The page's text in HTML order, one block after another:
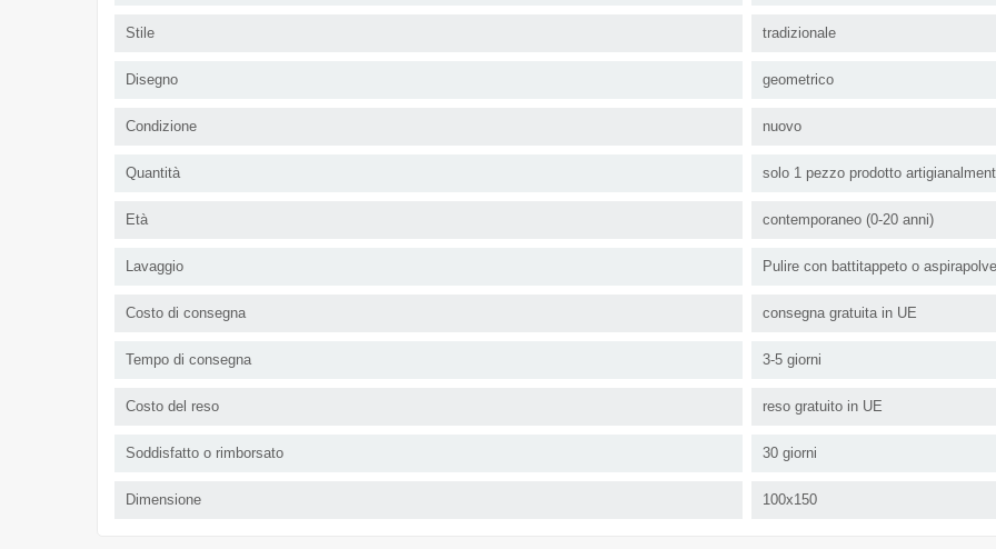
Stile tradizionale
Disegno geometrico
Condizione nuovo
Quantità solo 1 pezzo prodotto
Età contemporaneo (0-20 anni)
Lavaggio Pulire con battitappeto o
Costo di consegna consegna gratuita in UE
Tempo di consegna 3-5 giorni
Costo del reso reso gratuito in UE
Soddisfatto o rimborsato 30 giorni
Dimensione 100x150